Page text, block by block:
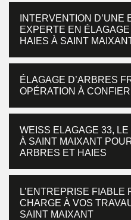
INTERVENTION D’UNE
EXPERTE EN
HAIES À SAINT
ÉLAGAGE D’ARBRES
OPÉRATION À
WEISS ELAGAGE 33,
À SAINT MAIXANT
ARBRES ET HAIES
L’ENTREPRISE FIABLE
CHARGE À VOS
SAINT MAIXANT